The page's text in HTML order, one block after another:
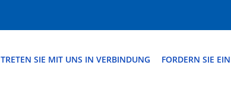
TRETEN SIE MIT UNS IN VERBINDUNG FORDERN SIE